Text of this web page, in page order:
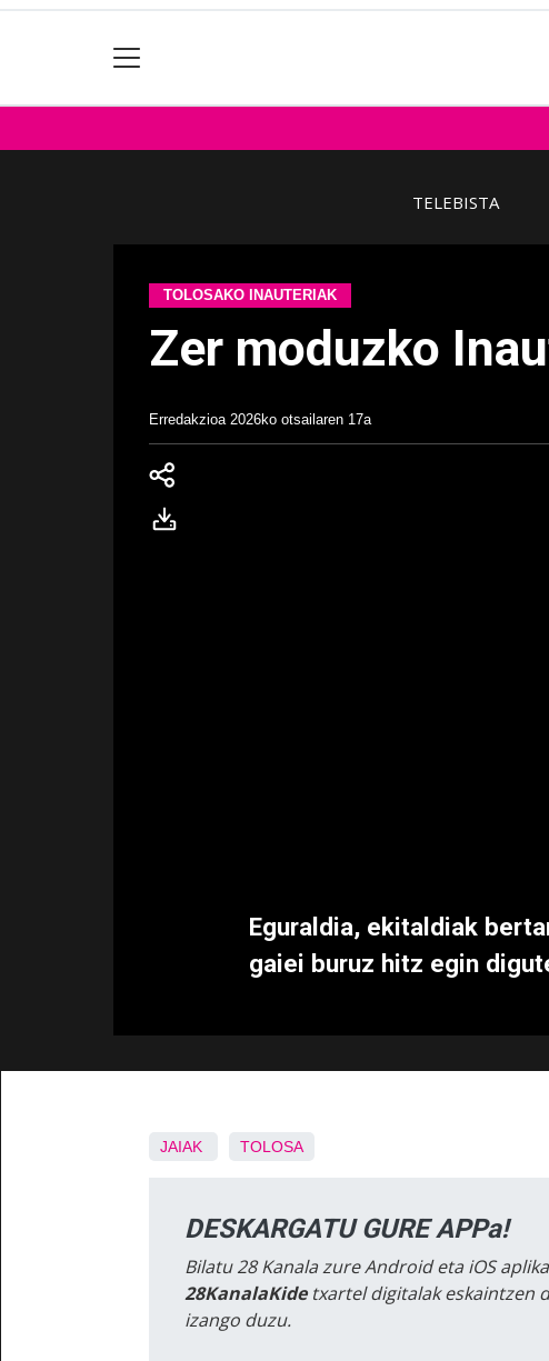
TELEBISTA
TOLOSAKO INAUTERIAK
Zer moduzko
Erredakzioa 2026ko otsailaren 17a
Eguraldia, ekitaldiak
gaiei buruz hitz egin
JAIAK TOLOSA
DESKARGATU GURE APPa!
Bilatu 28 Kanala zure Android eta iOS
28KanalaKidetxartel digitalak eskaintzen
izango duzu.